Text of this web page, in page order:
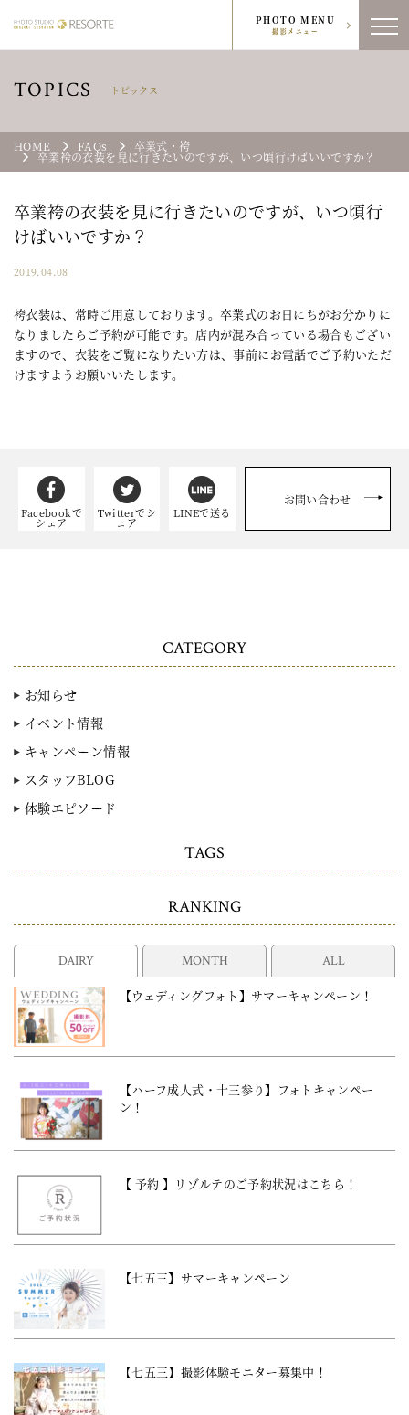
PHOTO MENU
撮影メニュー
TOPICS トピックス
HOME FAQs 卒業式・袴
卒業袴の衣装を見に行きたいのですが、いつ頃行けばいいですか？
卒業袴の衣装を見に行きたいのですが、いつ頃行
けばいいですか？
2019.04.08
袴衣装は、常時ご用意しております。卒業式のお日にちがお分かりに
なりましたらご予約が可能です。店内が混み合っている場合もござい
ますので、衣装をご覧になりたい方は、事前にお電話でご予約いただ
けますようお願いいたします。
Facebookで
シェア
Twitterでシ
ェア
LINEで送る
お問い合わせ
CATEGORY
お知らせ
イベント情報
キャンペーン情報
スタッフBLOG
体験エピソード
TAGS
RANKING
DAIRY MONTH ALL
【ウェディングフォト】サマーキャンペーン！
【ハーフ成人式・十三参り】フォトキャンペー
ン！
【 予約 】リゾルテのご予約状況はこちら！
【七五三】サマーキャンペーン
【七五三】撮影体験モニター募集中！